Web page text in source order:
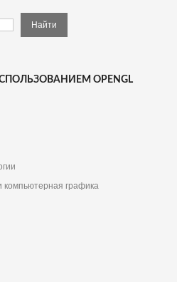
OPENGL
компьютерная графика